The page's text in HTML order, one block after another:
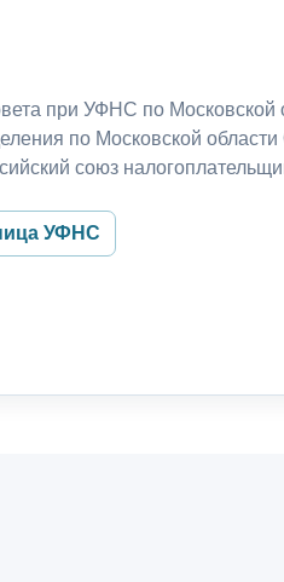
при УФНС по Московской
по Московской
союз
УФНС